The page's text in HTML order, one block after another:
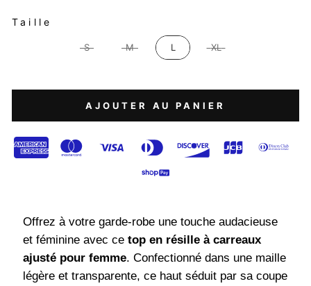
TAILLE
Taille
S M L XL
AJOUTER AU PANIER
Offrez à votre garde-robe une touche audacieuse
et féminine avec ce top en résille à carreaux
ajusté pour femme. Confectionné dans une maille
légère et transparente, ce haut séduit par sa coupe